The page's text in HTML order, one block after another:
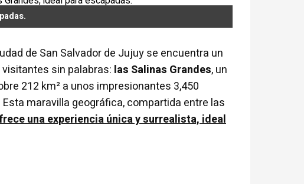
de San Salvador de Jujuy se encuentra un
sin palabras: las Salinas Grandes, un
212 km² a unos impresionantes 3,450
maravilla geográfica, compartida entre las
una experiencia única y surrealista, ideal